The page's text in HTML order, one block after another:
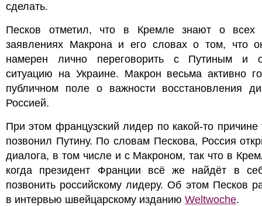
сделать.
Песков отметил, что в Кремле знают о всех
заявлениях Макрона и его словах о том, что
намерен лично переговорить с Путиным и
ситуацию на Украине. Макрон весьма активно
публичном поле о важности восстановления
Россией.
При этом французский лидер по какой-то причине
позвонил Путину. По словам Пескова, Россия
диалога, в том числе и с Макроном, так что в
когда президент Франции всё же найдёт в
позвонить российскому лидеру. Об этом Песков
в интервью швейцарскому изданию Weltwoche.